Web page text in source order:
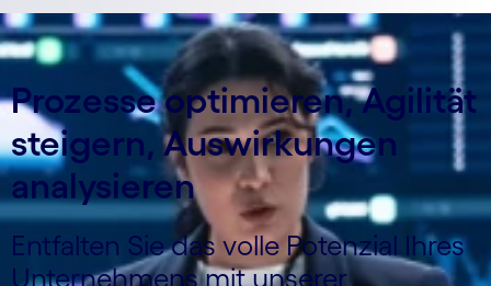
Prozesse optimieren, Agilität
steigern, Auswirkungen
analysieren
Entfalten Sie das volle Potenzial Ihres
Unternehmens mit unserer